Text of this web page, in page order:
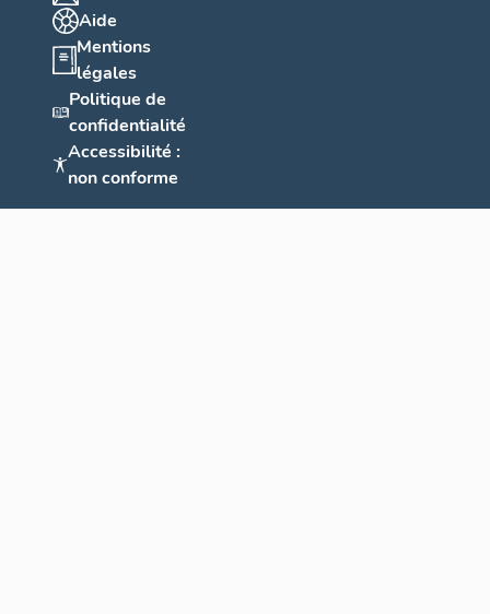
Aide
Mentions
légales
Politique de
confidentialité
Accessibilité :
non conforme